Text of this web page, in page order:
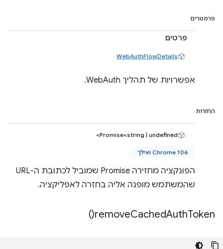
פרמטרים
פרטים
WebAuthFlowDetails
אפשרויות של תהליך WebAuth.
החזרות
Promise<string | undefined>
Chrome 106 ואילך
הפונקציה מחזירה Promise שמוביל לכתובת ה-URL
שהמשתמש מופנה אליה בחזרה לאפליקציה.
removeCachedAuthToken(
)